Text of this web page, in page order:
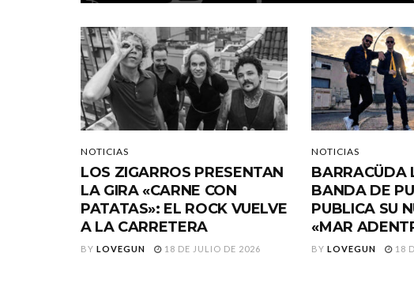
NOTICIAS
LOS ZIGARROS PRESENTAN
LA GIRA «CARNE CON
PATATAS»: EL ROCK VUELVE
A LA CARRETERA
BY LOVEGUN 18 DE JULIO DE 2026
NOTICIAS
BARRACÜDA
BANDA DE
PUBLICA SU
«MAR
BY LOVEGUN 18